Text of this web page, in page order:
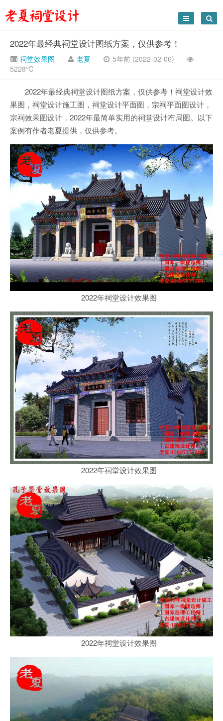
2022年最经典祠堂设计图纸方案，仅供参考！
祠堂效果图 老夏
5年前 (2022-02-06)
5228℃
2022年最经典祠堂设计图纸方案，仅供参考！祠堂设计效
果图，祠堂设计施工图，祠堂设计平面图，宗祠平面图设计，
宗祠效果图设计，2022年最简单实用的祠堂设计布局图。以下
案例有作者老夏提供，仅供参考。
2022年祠堂设计效果图
2022年祠堂设计效果图
2022年祠堂设计效果图